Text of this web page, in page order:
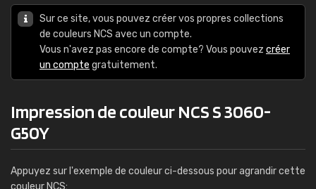
Sur ce site, vous pouvez créer vos propres collections
de couleurs NCS avec un compte.
Vous n'avez pas encore de compte? Vous pouvez créer
un compte gratuitement.
Impression de couleur NCS S 3060-
G50Y
Appuyez sur l'exemple de couleur ci-dessous pour agrandir cette
couleur NCS: